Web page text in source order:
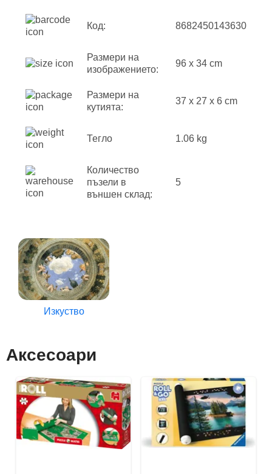
Код: 8682450143630
Размери на
изображението:
96 x 34 cm
Размери на
кутията:
37 x 27 x 6 cm
Тегло 1.06 kg
Количество
пъзели в
външен склад:
5
Изкуство
Аксесоари